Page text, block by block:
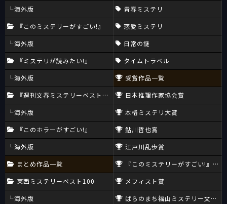
海外版
『このミステリーがすごい!』
海外版
『ミステリが読みたい!』
海外版
『週刊文春ミステリーベスト10』
海外版
『このホラーがすごい!』
海外版
まとめ作品一覧
東西ミステリーベスト100
海外版
青春ミステリ
恋愛ミステリ
日常の謎
タイムトラベル
受賞作品一覧
日本推理作家協会賞
本格ミステリ大賞
鮎川哲也賞
江戸川乱歩賞
『このミステリーがすごい!』大賞
メフィスト賞
ばらのまち福山ミステリー文学新